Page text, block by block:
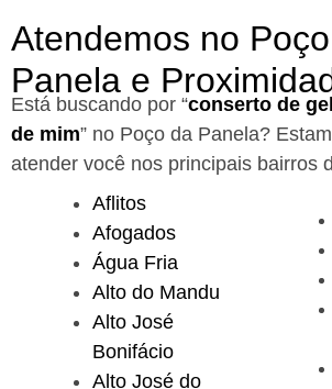
Atendemos no
Panela e
Está buscando por “conserto de
de mim” no Poço da Panela?
atender você nos principais bairros
Aflitos
Afogados
Água Fria
Alto do Mandu
Alto José
Bonifácio
Alto José do